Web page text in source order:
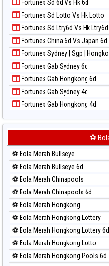
Paito Harian Magnum
Paito Harian Nagoya
Paito Harian New York Midday
Paito Harian North Carolina Day
Paito Harian Pcso
Paito Harian Pennsylvania Day
Paito Harian Sao Paulo
Paito Harian Singapore
Paito Harian Sydney
Paito Harian Sydney Lottery
Paito Harian Sydney Lottery 6d
Paito Harian Sydney Lotto
Paito Harian Sydney Pools 6d
Paito Harian Taipei
Paito Harian Taiwan
Fortunes Sd 6d Vs Hk 6d
Fortunes Sd Lotto Vs Hk Lotto
Fortunes Sd Ltry6d Vs Hk Ltry6d
Fortunes China 6d Vs Japan 6d
Fortunes Sydney | Sgp |
Fortunes Gab Sydney 6d
Fortunes Gab Hongkong 6d
Fortunes Gab Sydney 4d
Fortunes Gab Hongkong 4d
⚽
⚽ Bola Merah Bullseye
⚽ Bola Merah Bullseye 6d
⚽ Bola Merah Chinapools
⚽ Bola Merah Chinapools 6d
⚽ Bola Merah Hongkong
⚽ Bola Merah Hongkong Lottery
⚽ Bola Merah Hongkong Lottery 6d
⚽ Bola Merah Hongkong Lotto
⚽ Bola Merah Hongkong Pools 6d